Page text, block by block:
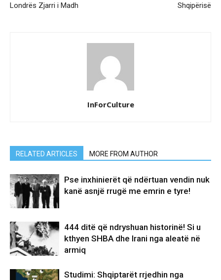
Londrës Zjarri i Madh
Shqipërisë
InForCulture
RELATED ARTICLES MORE FROM AUTHOR
Pse inxhinierët që ndërtuan vendin nuk
kanë asnjë rrugë me emrin e tyre!
444 ditë që ndryshuan historinë! Si u
kthyen SHBA dhe Irani nga aleatë në
armiq
Studimi: Shqiptarët rrjedhin nga